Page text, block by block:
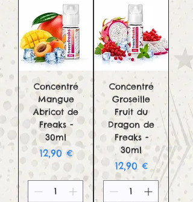
Concentré
Mangue
Abricot de
Freaks -
30ml
Prix
12,90 €
Concentré
Groseille
Fruit du
Dragon de
Freaks -
30ml
Prix
12,90 €